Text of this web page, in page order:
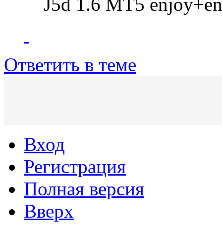
J5d 1.6 MT5
Ответить в теме
Вход
Регистрация
Полная версия
Вверх